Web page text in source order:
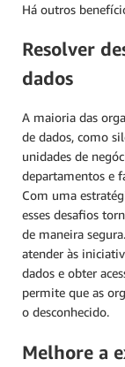
Há outros
Resolver
dados
A maioria das
de dados, como
unidades de
departamentos e
Com uma
esses desafios
de maneira
atender às
dados e obter
permite que as
o desconhecido.
Melhore a